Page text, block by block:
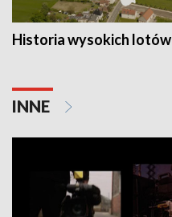
Historia wysokich lotów
INNE